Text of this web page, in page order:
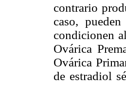
contrario
caso,
condicionen
Ovárica
Ovárica
de estradiol